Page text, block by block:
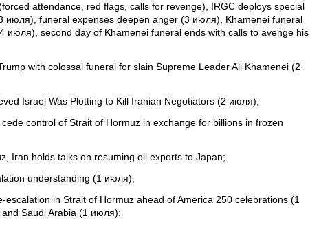
attendance, red flags, calls for revenge), IRGC deploys special
июля), funeral expenses deepen anger (3 июля), Khamenei funeral
июля), second day of Khamenei funeral ends with calls to avenge his
with colossal funeral for slain Supreme Leader Ali Khamenei (2
Israel Was Plotting to Kill Iranian Negotiators (2 июля);
control of Strait of Hormuz in exchange for billions in frozen
Iran holds talks on resuming oil exports to Japan;
understanding (1 июля);
in Strait of Hormuz ahead of America 250 celebrations (1
Saudi Arabia (1 июля);